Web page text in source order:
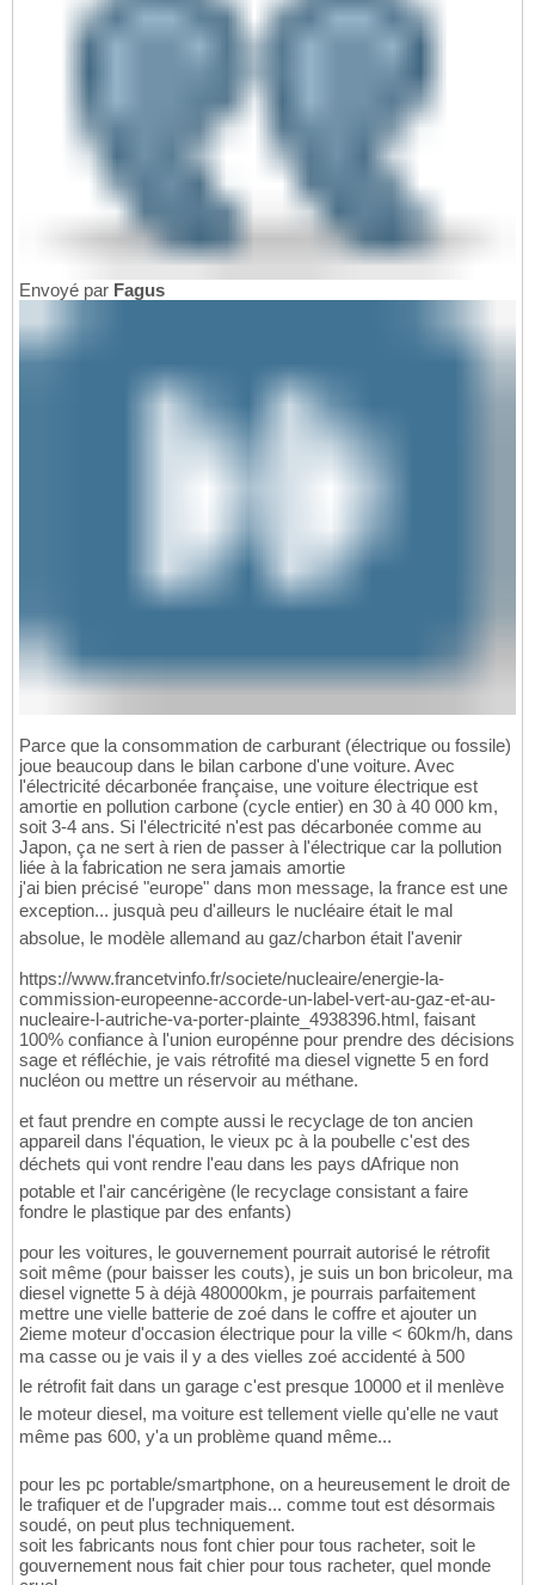
Envoyé par Fagus
Parce que la consommation de carburant (électrique ou fossile)
joue beaucoup dans le bilan carbone d'une voiture. Avec
l'électricité décarbonée française, une voiture électrique est
amortie en pollution carbone (cycle entier) en 30 à 40 000 km,
soit 3-4 ans. Si l'électricité n'est pas décarbonée comme au
Japon, ça ne sert à rien de passer à l'électrique car la pollution
liée à la fabrication ne sera jamais amortie
j'ai bien précisé "europe" dans mon message, la france est une
exception... jusquà peu d'ailleurs le nucléaire était le mal
absolue, le modèle allemand au gaz/charbon était l'avenir
https://www.francetvinfo.fr/societe/nucleaire/energie-la-
commission-europeenne-accorde-un-label-vert-au-gaz-et-au-
nucleaire-l-autriche-va-porter-plainte_4938396.html, faisant
100% confiance à l'union europénne pour prendre des décisions
sage et réfléchie, je vais rétrofité ma diesel vignette 5 en ford
nucléon ou mettre un réservoir au méthane.
et faut prendre en compte aussi le recyclage de ton ancien
appareil dans l'équation, le vieux pc à la poubelle c'est des
déchets qui vont rendre l'eau dans les pays dAfrique non
potable et l'air cancérigène (le recyclage consistant a faire
fondre le plastique par des enfants)
pour les voitures, le gouvernement pourrait autorisé le rétrofit
soit même (pour baisser les couts), je suis un bon bricoleur, ma
diesel vignette 5 à déjà 480000km, je pourrais parfaitement
mettre une vielle batterie de zoé dans le coffre et ajouter un
2ieme moteur d'occasion électrique pour la ville < 60km/h, dans
ma casse ou je vais il y a des vielles zoé accidenté à 500
le rétrofit fait dans un garage c'est presque 10000 et il menlève
le moteur diesel, ma voiture est tellement vielle qu'elle ne vaut
même pas 600, y'a un problème quand même...
pour les pc portable/smartphone, on a heureusement le droit de
le trafiquer et de l'upgrader mais... comme tout est désormais
soudé, on peut plus techniquement.
soit les fabricants nous font chier pour tous racheter, soit le
gouvernement nous fait chier pour tous racheter, quel monde